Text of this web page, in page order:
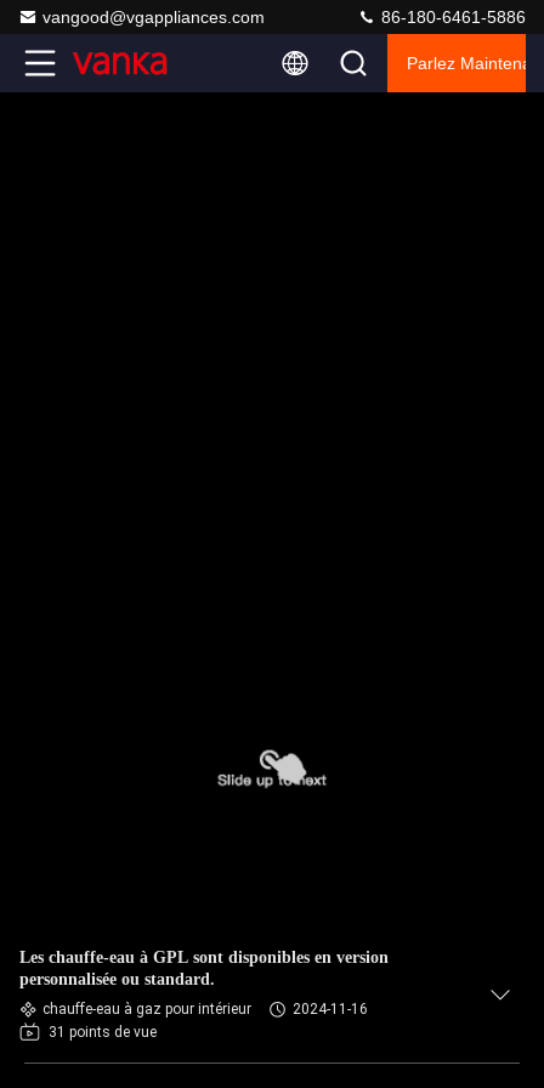
vangood@vgappliances.com 86-180-6461-5886
Parlez
Les chauffe-eau à GPL sont disponibles en version
personnalisée ou standard.
chauffe-eau à gaz pour intérieur
2024-11-16
31 points de vue